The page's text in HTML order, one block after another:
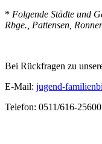
* Folgende Städte und
Rbge., Pattensen,
Bei Rückfragen zu
E-Mail: jugend-
Telefon: 0511/616-25600